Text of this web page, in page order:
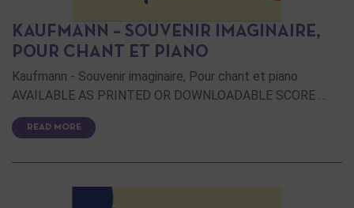
KAUFMANN – SOUVENIR IMAGINAIRE,
POUR CHANT ET PIANO
Kaufmann - Souvenir imaginaire, Pour chant et piano
AVAILABLE AS PRINTED OR DOWNLOADABLE SCORE …
READ MORE